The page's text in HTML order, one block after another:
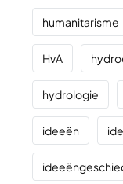
humanitarisme
HvA
hydrologie
ideeën